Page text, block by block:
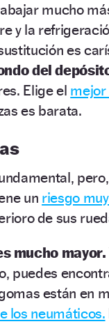
mucho
y la
es
del
Elige el
es barata.
pero,
un riesgo
de sus
mucho mayor.
puedes
están en
los neumáticos.